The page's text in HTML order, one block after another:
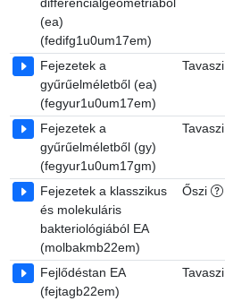
(ea)
(fedifg1u0um17em)
Fejezetek a
gyűrűelméletből (ea)
(fegyur1u0um17em)
Tavaszi
Fejezetek a
gyűrűelméletből (gy)
(fegyur1u0um17gm)
Tavaszi
Fejezetek a klasszikus
és molekuláris
bakteriológiából EA
(molbakmb22em)
Őszi
Fejlődéstan EA
(fejtagb22em)
Tavaszi